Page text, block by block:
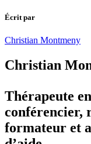
Écrit par
Christian Montmeny
Christian
Thérapeute
conférencier,
formateur et